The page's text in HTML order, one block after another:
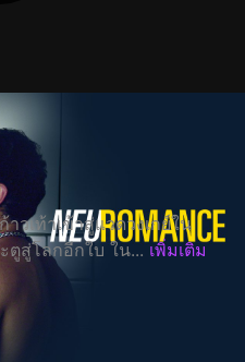
วเท้าเข้าสู่แวดวงเกย์ใน
ตูสู่โลกอีกใบ ใน... เพิ่มเติม